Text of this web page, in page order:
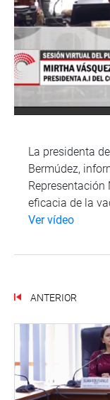
La presidenta
Bermúdez,
eficacia de la
Ver vídeo
ANTERIOR